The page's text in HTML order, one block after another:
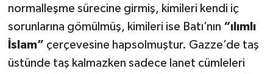
normalleşme sürecine girmiş, kimileri kendi iç
sorunlarına gömülmüş, kimileri ise Batı’nın “ılımlı
İslam” çerçevesine hapsolmuştur. Gazze’de taş
üstünde taş kalmazken sadece lanet cümleleri